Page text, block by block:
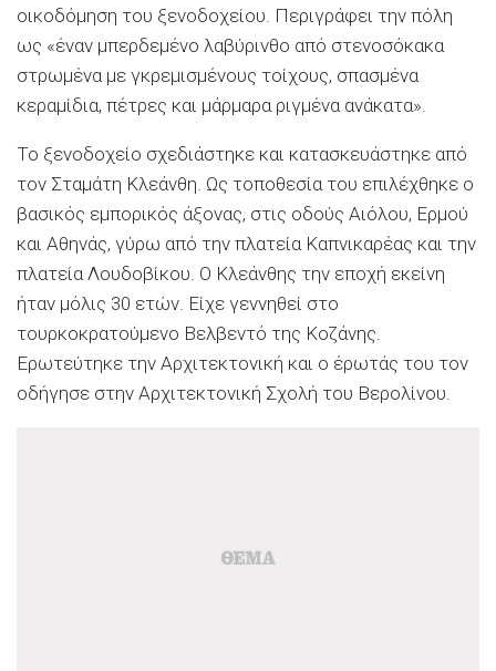
οικοδόμηση του ξενοδοχείου. Περιγράφει την πόλη
ως «έναν μπερδεμένο λαβύρινθο από στενοσόκακα
στρωμένα με γκρεμισμένους τοίχους, σπασμένα
κεραμίδια, πέτρες και μάρμαρα ριγμένα ανάκατα».
Το ξενοδοχείο σχεδιάστηκε και κατασκευάστηκε από
τον Σταμάτη Κλεάνθη. Ως τοποθεσία του επιλέχθηκε ο
βασικός εμπορικός άξονας, στις οδούς Αιόλου, Ερμού
και Αθηνάς, γύρω από την πλατεία Καπνικαρέας και την
πλατεία Λουδοβίκου. Ο Κλεάνθης την εποχή εκείνη
ήταν μόλις 30 ετών. Είχε γεννηθεί στο
τουρκοκρατούμενο Βελβεντό της Κοζάνης.
Ερωτεύτηκε την Αρχιτεκτονική και ο έρωτάς του τον
οδήγησε στην Αρχιτεκτονική Σχολή του Βερολίνου.